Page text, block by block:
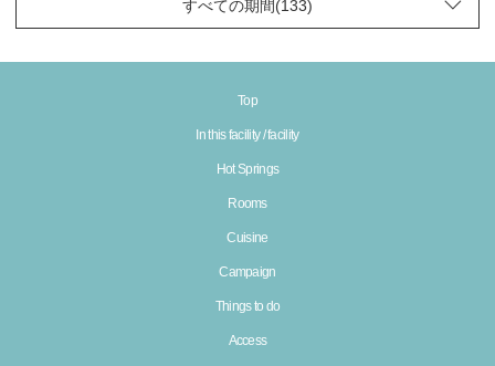
Top
In this facility / facility
Hot Springs
Rooms
Cuisine
Campaign
Things to do
Access